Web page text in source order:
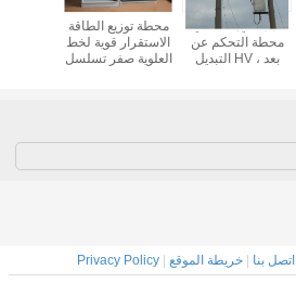
محطة توزيع الطاقة
الاستقرار قوية لخط
العلوية صفر تسلسل
عداد القيمة الحالية
محطة التحكم عن
بعد ، HV التبديل
اتصل بنا | خريطة الموقع |
Privacy Policy